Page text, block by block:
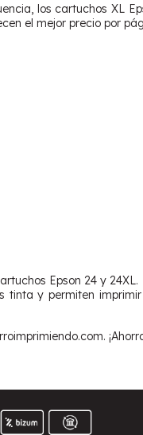
los cartuchos XL
el mejor precio por
Epson 24 y 24XL.
tinta y permiten